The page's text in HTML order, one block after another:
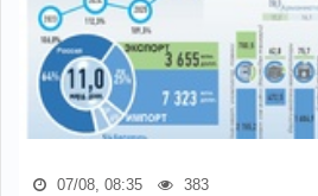
07/08, 08:35 383